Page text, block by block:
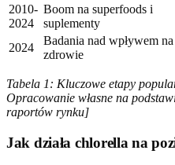
2010-
2024
Boom na superfoods i
suplementy
2024
Badania nad wpływem na
zdrowie
Tabela 1: Kluczowe etapy
Opracowanie własne na
raportów rynku]
Jak działa chlorella na